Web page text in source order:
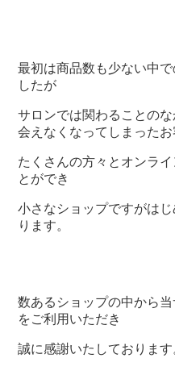
最初は商品数も少ない中
したが
サロンでは関わることの
会えなくなってしまった
たくさんの方々とオンラ
とができ
小さなショップですがは
ります。
数あるショップの中から
をご利用いただき
誠に感謝いたしております